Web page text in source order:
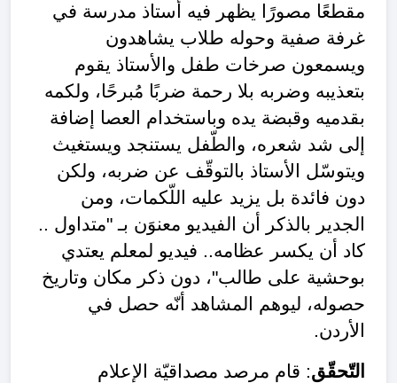
مقطعًا مصورًا يظهر فيه أستاذ مدرسة في
غرفة صفية وحوله طلاب يشاهدون
ويسمعون صرخات طفل والأستاذ يقوم
بتعذيبه وضربه بلا رحمة ضربًا مُبرحًا، ولكمه
بقدميه وقبضة يده وباستخدام العصا إضافة
إلى شد شعره، والطّفل يستنجد ويستغيث
ويتوسّل الأستاذ بالتوقّف عن ضربه، ولكن
دون فائدة بل يزيد عليه اللّكمات، ومن
الجدير بالذكر أن الفيديو معنوَن بـ "متداول ..
كاد أن يكسر عظامه.. فيديو لمعلم يعتدي
بوحشية على طالب"، دون ذكر مكان وتاريخ
حصوله، ليوهم المشاهد أنّه حصل في
الأردن.
التّحقّق: قام مرصد مصداقيّة الإعلام